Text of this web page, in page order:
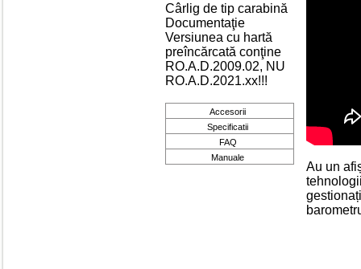
Cârlig de tip carabină
Documentaţie
Versiunea cu hartă
preîncărcată conţine
RO.A.D.2009.02, NU
RO.A.D.2021.xx!!!
Accesorii
Specificatii
FAQ
Manuale
Au un